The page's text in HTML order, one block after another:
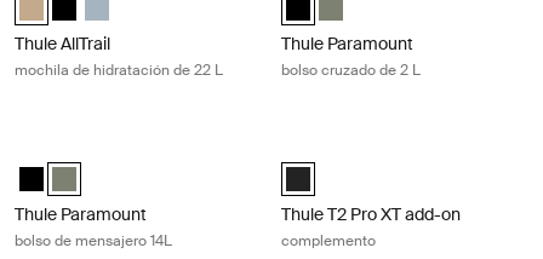
Thule AllTrail
mochila de hidratación de 22 L
Thule Paramount
bolso cruzado de 2 L
Thule Paramount messenger 14L Negro
Thule Paramount messenger 14L Verde suave (selected)
Thule Paramount
bolso de mensajero 14L
Thule T2 Pro XT Add-On Negro
Thule T2 Pro XT add-on
complemento